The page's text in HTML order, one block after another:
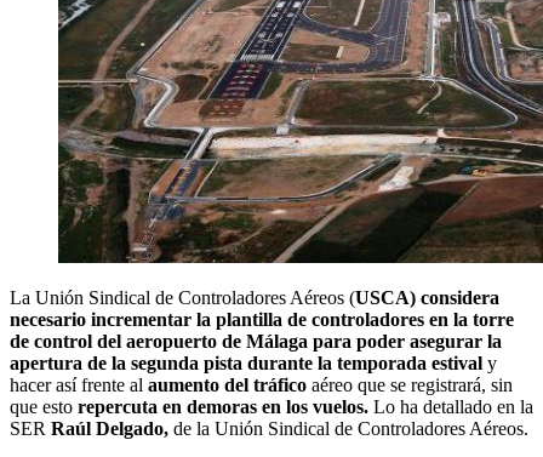
La Unión Sindical de Controladores Aéreos (USCA) considera
necesario incrementar la plantilla de controladores en la torre
de control del aeropuerto de Málaga para poder asegurar la
apertura de la segunda pista durante la temporada estival y
hacer así frente al aumento del tráfico aéreo que se registrará, sin
que esto repercuta en demoras en los vuelos. Lo ha detallado en la
SER Raúl Delgado, de la Unión Sindical de Controladores Aéreos.